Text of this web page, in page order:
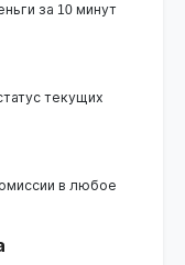
за 10 минут
текущих
в любое